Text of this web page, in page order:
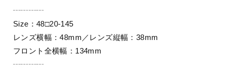
┄┄┄┄
Size：48□20-145
レンズ横幅：48mm／レンズ縦幅：38mm
フロント全横幅：134mm
┄┄┄┄